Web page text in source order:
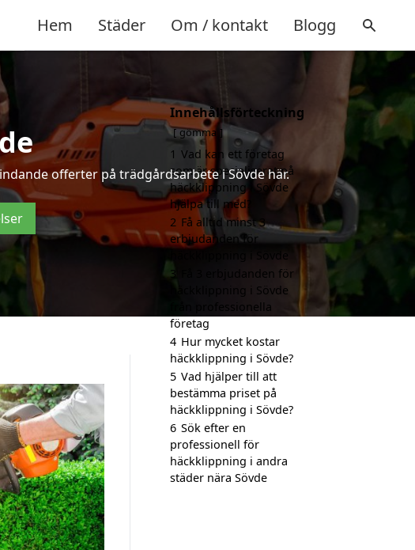
Hem Städer Om / kontakt Blogg
offerter på trädgårdsarbete i Sövde här.
Innehållsförteckning
gömma
1 Vad kan ett företag
som är specialiserat på
häckklippning i Sövde
hjälpa till med?
2 Få alltid minst 3
erbjudanden för
häckklippning i Sövde
3
Få 3 erbjudanden för
häckklippning i Sövde
från professionella
företag
4 Hur mycket kostar
häckklippning i Sövde?
5 Vad hjälper till att
bestämma priset på
häckklippning i Sövde?
6 Sök efter en
professionell för
häckklippning i andra
städer nära Sövde